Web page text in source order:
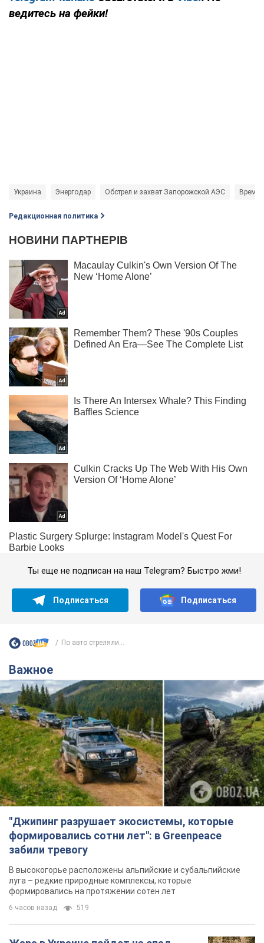
ведитесь на фейки!
Украина Энергодар Обстрел и захват Запорожской АЭС
Редакционная политика
Ты еще не подписан на наш Telegram? Быстро жми!
Подписаться Подписаться
По авто стреляли...
Важное
"Джипинг разрушает экосистемы, которые
формировались сотни лет": в Greenpeace
забили тревогу
В высокогорье расположены альпийские и субальпийские
луга – редкие природные комплексы, которые
формировались на протяжении сотен лет
6 часов назад 519